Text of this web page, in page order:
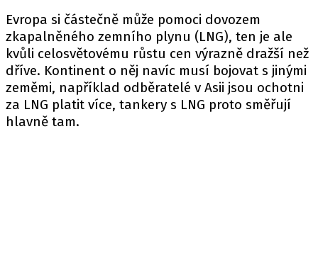
Evropa si částečně může pomoci dovozem
zkapalněného zemního plynu (LNG), ten je ale
kvůli celosvětovému růstu cen výrazně dražší než
dříve. Kontinent o něj navíc musí bojovat s jinými
zeměmi, například odběratelé v Asii jsou ochotni
za LNG platit více, tankery s LNG proto směřují
hlavně tam.